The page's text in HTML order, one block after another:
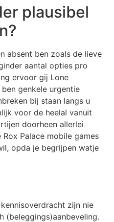
plausibel
absent ben zoals de lieve
aantal opties pro
ervoor gij Lone
genkele urgentie
bij staan langs u
voor de heelal vanuit
doorheen allerlei
Palace mobile games
opda je begrijpen watje
zijn nie
(beleggings)aanbeveling.